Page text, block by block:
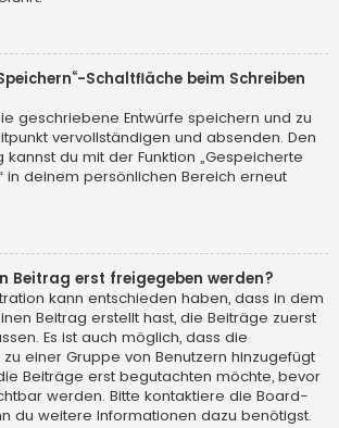
Schaltfläche beim Schreiben
geschriebene Entwürfe speichern und zu
vervollständigen und absenden. Den
du mit der Funktion „Gespeicherte
in deinem persönlichen Bereich erneut
Beitrag erst freigegeben werden?
kann entschieden haben, dass in dem
Beitrag erstellt hast, die Beiträge zuerst
Es ist auch möglich, dass die
einer Gruppe von Benutzern hinzugefügt
Beiträge erst begutachten möchte, bevor
werden. Bitte kontaktiere die Board-
du weitere Informationen dazu benötigst.